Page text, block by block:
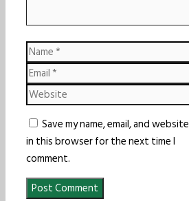
Name
Email
Website
Save my name, email, and website
in this browser for the next time I
comment.